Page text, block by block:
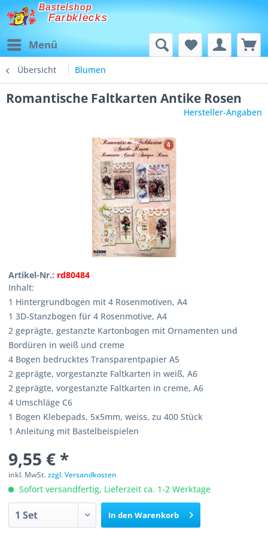
Bastelshop
Farbklecks
Menü
Übersicht Blumen
Romantische Faltkarten Antike Rosen
Hersteller-Angaben
Artikel-Nr.: rd80484
Inhalt:
1 Hintergrundbogen mit 4 Rosenmotiven, A4
1 3D-Stanzbogen für 4 Rosenmotive, A4
2 geprägte, gestanzte Kartonbogen mit Ornamenten und
Bordüren in weiß und creme
4 Bogen bedrucktes Transparentpapier A5
2 geprägte, vorgestanzte Faltkarten in weiß, A6
2 geprägte, vorgestanzte Faltkarten in creme, A6
4 Umschläge C6
1 Bogen Klebepads, 5x5mm, weiss, zu 400 Stück
1 Anleitung mit Bastelbeispielen
9,55 € *
inkl. MwSt.zzgl. Versandkosten
Sofort versandfertig, Lieferzeit ca. 1-2 Werktage
In den Warenkorb